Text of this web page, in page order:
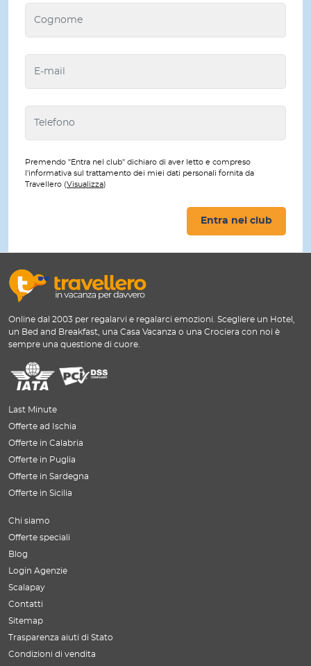
Premendo "Entra nel club" dichiaro di aver letto e compreso
l'informativa sul trattamento dei miei dati personali fornita da
Travellero (Visualizza)
Entra nel club
Online dal 2003 per regalarvi e regalarci emozioni. Scegliere un Hotel,
un Bed and Breakfast, una Casa Vacanza o una Crociera con noi è
sempre una questione di cuore.
Last Minute
Offerte ad Ischia
Offerte in Calabria
Offerte in Puglia
Offerte in Sardegna
Offerte in Sicilia
Chi siamo
Offerte speciali
Blog
Login Agenzie
Scalapay
Contatti
Sitemap
Trasparenza aiuti di Stato
Condizioni di vendita